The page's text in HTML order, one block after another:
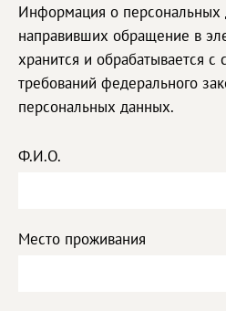
Информация о персональных
направивших обращение в
хранится и обрабатывается
требований федерального
персональных данных.
Ф.И.О.
Место проживания